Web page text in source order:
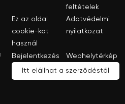
feltételek
Ez az oldal
cookie-kat
használ
Adatvédelmi
nyilatkozat
Bejelentkezés Webhelytérkép
Itt elállhat a szerződéstől